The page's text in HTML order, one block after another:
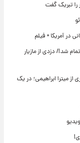
را تبریک گفت
در آمریکا + فیلم
شد!/ دزدی از مازیار
از میترا ابراهیمی؛ در یک